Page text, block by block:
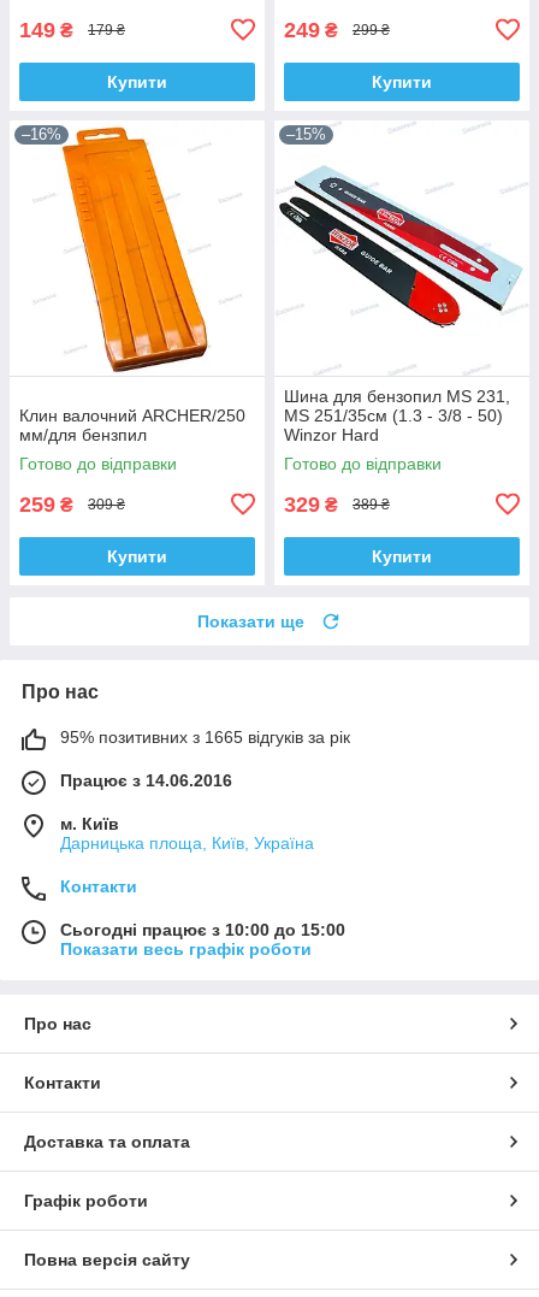
149 ₴ 179 ₴
Купити
249 ₴ 299 ₴
Купити
–16%
Клин валочний ARCHER/250
мм/для бензпил
Готово до відправки
259 ₴ 309 ₴
Купити
–15%
Шина для бензопил MS 231,
MS 251/35см (1.3 - 3/8 - 50)
Winzor Hard
Готово до відправки
329 ₴ 389 ₴
Купити
Показати ще
Про нас
95% позитивних з 1665 відгуків за рік
Працює з 14.06.2016
м. Київ
Дарницька площа, Київ, Україна
Контакти
Сьогодні працює з 10:00 до 15:00
Показати весь графік роботи
Про нас
Контакти
Доставка та оплата
Графік роботи
Повна версія сайту